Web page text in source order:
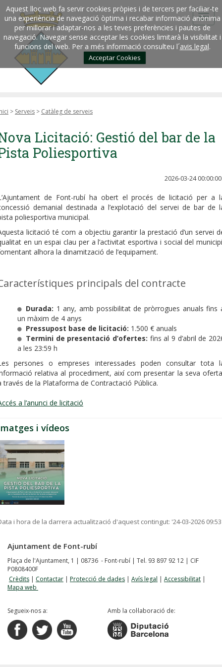
Aquest lloc web fa servir cookies pròpies i de tercers per faciliar-te
una experiència de navegació òptima i recabar informació anònima
per millorar i adaptar-nos a les teves preferències i pautes de
navegació. Navegar sense acceptar les cookies limitarà la visibilitat i
funcions del web. Per a més informació consulteu l´avis legal.
Acceptar Cookies
> Serveis > Catàleg de serveis
Licitació: Gestió del bar de la
Poliesportiva
2026-03-24 00:00:00
de Font-rubí ha obert el procés de licitació per a
demanial destinada a l’explotació del servei de bar de
poliesportiva municipal.
licitació té com a objectiu garantir la prestació d’un servei
en un espai clau per a l’activitat esportiva i social del
alhora la dinamització de l’equipament.
principals del contracte
Durada: 1 any, amb possibilitat de pròrrogues anuals fins
un màxim de 4 anys
Pressupost base de licitació: 1.500 € anuals
Termini de presentació d’ofertes: fins al 9 d’abril de
a les 23:59 h
persones o empreses interessades poden consultar tota
relativa al procediment, així com presentar la seva
través de la Plataforma de Contractació Pública.
a l’anunci de licitació
i vídeos
i hora de la darrera actualització d'aquest contingut: '24-03-2026 09:53
Ajuntament de Font-rubí
Plaça de l'Ajuntament, 1 | 08736 - Font-rubí | Tel. 93 897 92 12 | CIF
P0808400F
Crèdits | Contactar | Protecció de dades | Avís legal | Accessibilitat |
Mapa web
Segueix-nos a: Amb la col·laboració de: